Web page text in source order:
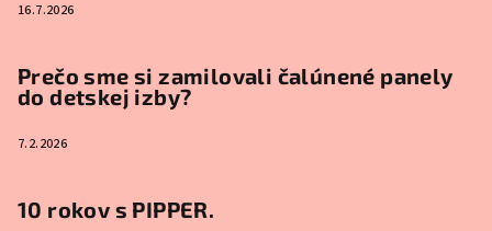
16.7.2026
Prečo sme si zamilovali čalúnené panely
do detskej izby?
7.2.2026
10 rokov s PIPPER.